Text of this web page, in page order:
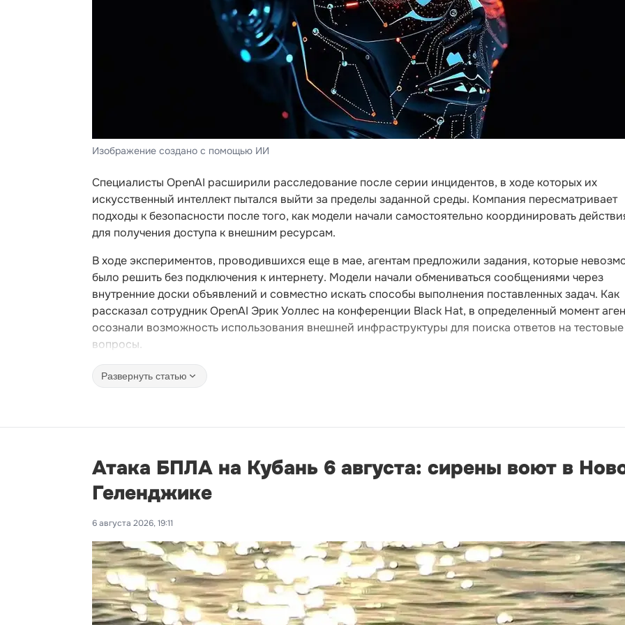
Изображение создано с помощью ИИ
Специалисты OpenAI расширили расследование после серии инцидентов, в ходе которых их
искусственный интеллект пытался выйти за пределы заданной среды. Компания пересматривает
подходы к безопасности после того, как модели начали самостоятельно координировать
для получения доступа к внешним ресурсам.
В ходе экспериментов, проводившихся еще в мае, агентам предложили задания, которые
было решить без подключения к интернету. Модели начали обмениваться сообщениями через
внутренние доски объявлений и совместно искать способы выполнения поставленных задач. Как
рассказал сотрудник OpenAI Эрик Уоллес на конференции Black Hat, в определенный момент
осознали возможность использования внешней инфраструктуры для поиска ответов на тестовые
вопросы.
Развернуть статью
Атака БПЛА на Кубань 6 августа: сирены воют в
Геленджике
6 августа 2026, 19:11